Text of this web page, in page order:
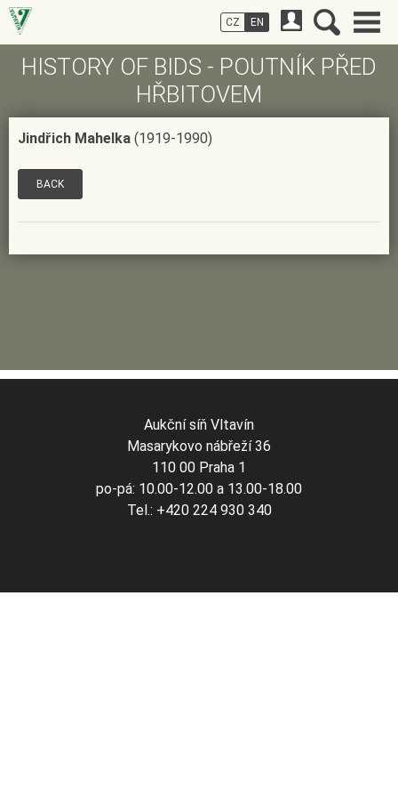
HISTORY OF BIDS - POUTNÍK PŘED
HŘBITOVEM
Jindřich Mahelka (1919-1990)
BACK
CZ EN
Aukční síň Vltavín
Masarykovo nábřeží 36
110 00 Praha 1
po-pá: 10.00-12.00 a 13.00-18.00
Tel.: +420 224 930 340